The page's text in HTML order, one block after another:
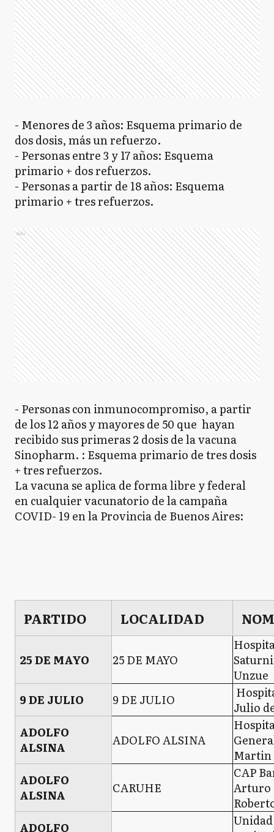
- Menores de 3 años: Esquema primario de
dos dosis, más un refuerzo.
- Personas entre 3 y 17 años: Esquema
primario + dos refuerzos.
- Personas a partir de 18 años: Esquema
primario + tres refuerzos.
Ads
- Personas con inmunocompromiso, a partir
de los 12 años y mayores de 50 que hayan
recibido sus primeras 2 dosis de la vacuna
Sinopharm. : Esquema primario de tres dosis
+ tres refuerzos.
La vacuna se aplica de forma libre y federal
en cualquier vacunatorio de la campaña
COVID- 19 en la Provincia de Buenos Aires:
PARTIDO LOCALIDAD
25 DE MAYO 25 DE MAYO
Unzue
9 DE JULIO
9 DE JULIO
Julio
ADOLFO
ALSINA
ADOLFO ALSINA
Martin
ADOLFO
ALSINA
CARUHE
CAP
Arturo
ADOLFO
Unidad